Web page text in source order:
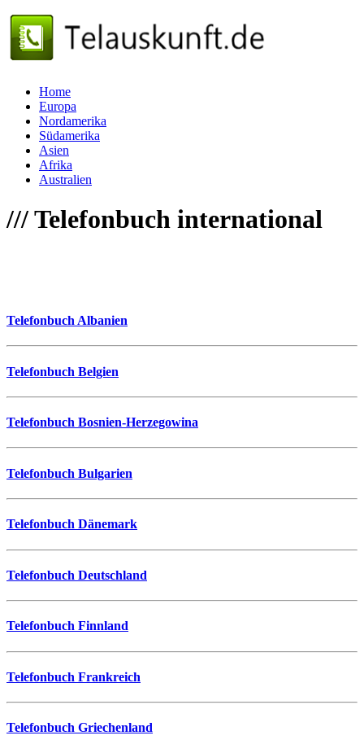
Home
Europa
Nordamerika
Südamerika
Asien
Afrika
Australien
///Telefonbuch international
Telefonbuch Albanien
Telefonbuch Belgien
Telefonbuch Bosnien-Herzegowina
Telefonbuch Bulgarien
Telefonbuch Dänemark
Telefonbuch Deutschland
Telefonbuch Finnland
Telefonbuch Frankreich
Telefonbuch Griechenland